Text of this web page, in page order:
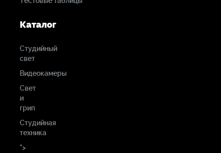
Каталог
Студийный
свет
Видеокамеры
Свет
и
грип
Студийная
техника
">